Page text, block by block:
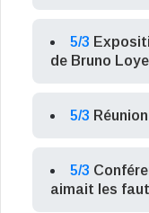
5/3
de Bruno
5/3
5/3
aimait les